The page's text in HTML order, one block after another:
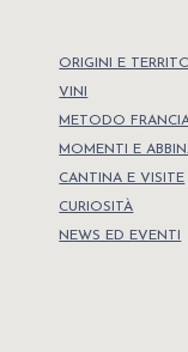
ORIGINI E
VINI
METODO
MOMENTI E
CANTINA E VISITE
CURIOSITÀ
NEWS ED EVENTI